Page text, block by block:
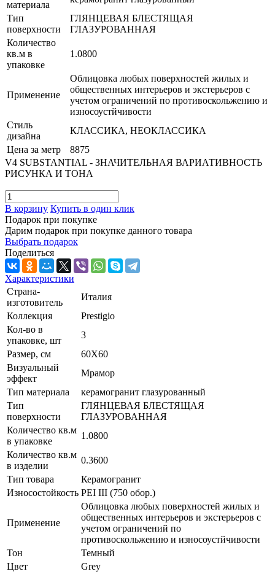
материала
Тип
поверхности
ГЛЯНЦЕВАЯ БЛЕСТЯЩАЯ
ГЛАЗУРОВАННАЯ
Количество
кв.м в
упаковке
1.0800
Применение
Облицовка любых поверхностей жилых и
общественных интерьеров и экстерьеров с
учетом ограничений по противоскольжению и
износоустйчивости
Стиль
дизайна
КЛАССИКА, НЕОКЛАССИКА
Цена за метр
8875
V4 SUBSTANTIAL - ЗНАЧИТЕЛЬНАЯ ВАРИАТИВНОСТЬ
РИСУНКА И ТОНА
В корзину Купить в один клик
Подарок при покупке
Дарим подарок при покупке данного товара
Выбрать подарок
Поделиться
Характеристики
Страна-
изготовитель
Италия
Коллекция
Prestigio
Кол-во в
упаковке, шт
3
Размер, см
60X60
Визуальный
эффект
Мрамор
Тип материала
керамогранит глазурованный
Тип
поверхности
ГЛЯНЦЕВАЯ БЛЕСТЯЩАЯ
ГЛАЗУРОВАННАЯ
Количество кв.м
в упаковке
1.0800
Количество кв.м
в изделии
0.3600
Тип товара
Керамогранит
Износостойкость PEI III (750 обор.)
Применение
Облицовка любых поверхностей жилых и
общественных интерьеров и экстерьеров с
учетом ограничений по
противоскольжению и износоустйчивости
Тон
Темный
Цвет
Grey